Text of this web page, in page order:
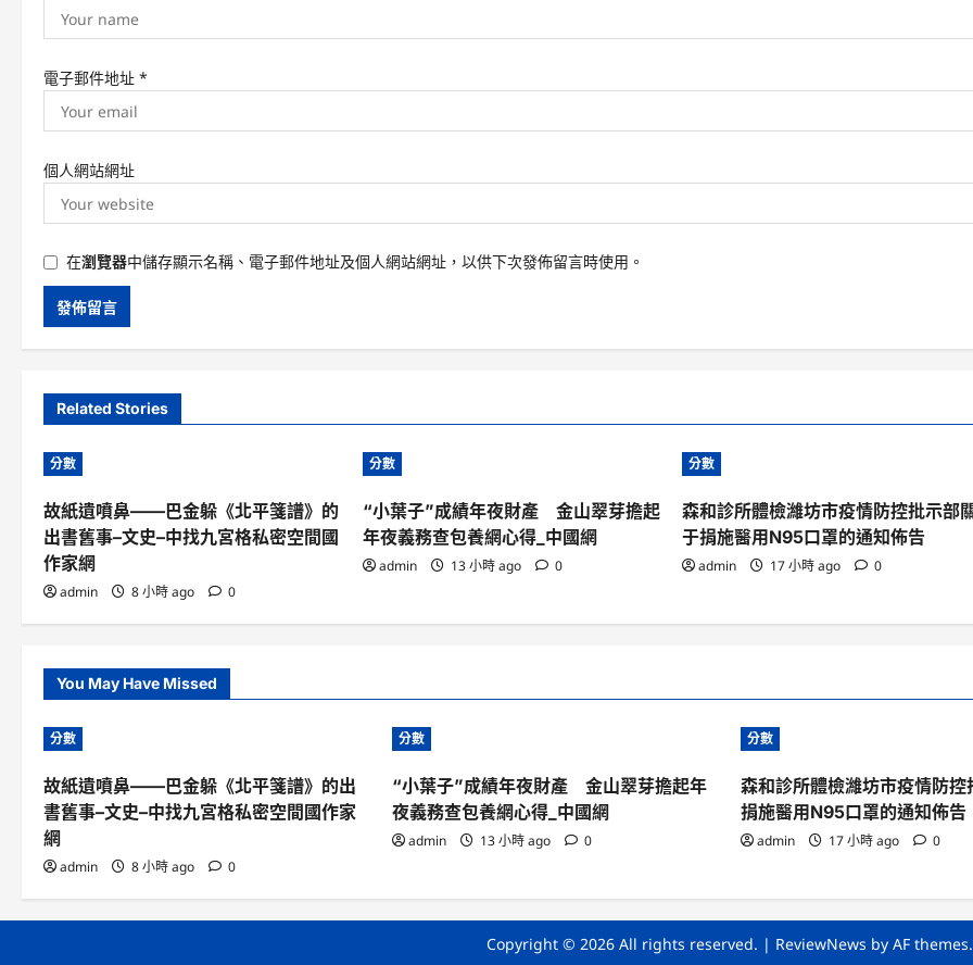
電子郵件地址 *
個人網站網址
在瀏覽器中儲存顯示名稱、電子郵件地址及個人網站網址，以供下次發佈留言時使用。
Related Stories
分數
故紙遺噴鼻——巴金躲《北平箋譜》的
出書舊事–文史–中找九宮格私密空間國
作家網
admin 8 小時 ago 0
分數
“小葉子”成績年夜財產 金山翠芽擔起
年夜義務查包養網心得_中國網
admin 13 小時 ago 0
分數
森和診所體檢濰坊市疫情防控批示部關
于捐施醫用N95口罩的通知佈告
admin 17 小時 ago 0
You May Have Missed
分數
故紙遺噴鼻——巴金躲《北平箋譜》的出
書舊事–文史–中找九宮格私密空間國作家
網
admin 8 小時 ago 0
分數
“小葉子”成績年夜財產 金山翠芽擔起年
夜義務查包養網心得_中國網
admin 13 小時 ago 0
分數
森和診所體檢濰坊市疫情防控
捐施醫用N95口罩的通知佈告
admin 17 小時 ago 0
Copyright © 2026 All rights reserved. | ReviewNews by AF themes.